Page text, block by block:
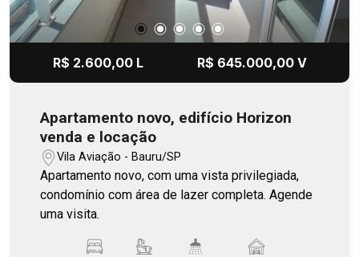
R$ 2.600,00 L R$ 645.000,00 V
Apartamento novo, edifício Horizon
venda e locação
Vila Aviação - Bauru/SP
Apartamento novo, com uma vista privilegiada,
condomínio com área de lazer completa. Agende
uma visita.